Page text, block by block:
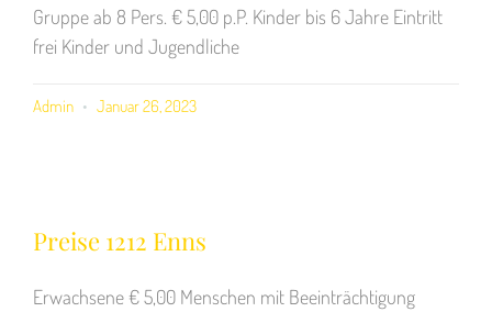
Gruppe ab 8 Pers. € 5,00 p.P. Kinder bis 6 Jahre Eintritt
frei Kinder und Jugendliche
Admin Januar 26, 2023
Preise 1212 Enns
Erwachsene € 5,00 Menschen mit Beeinträchtigung